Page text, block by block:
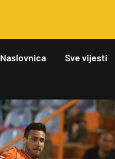
Naslovnica Sve vijesti